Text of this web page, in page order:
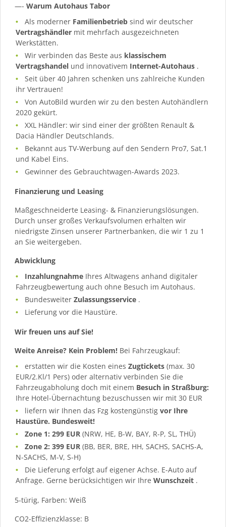
—- Warum Autohaus Tabor
Als moderner Familienbetrieb sind wir deutscher
Vertragshändler mit mehrfach ausgezeichneten
Werkstätten.
Wir verbinden das Beste aus klassischem
Vertragshandel und innovativem Internet-Autohaus .
Seit über 40 Jahren schenken uns zahlreiche Kunden
ihr Vertrauen!
Von AutoBild wurden wir zu den besten Autohändlern
2020 gekürt.
XXL Händler: wir sind einer der größten Renault &
Dacia Händler Deutschlands.
Bekannt aus TV-Werbung auf den Sendern Pro7, Sat.1
und Kabel Eins.
Gewinner des Gebrauchtwagen-Awards 2023.
Finanzierung und Leasing
Maßgeschneiderte Leasing- & Finanzierungslösungen.
Durch unser großes Verkaufsvolumen erhalten wir
niedrigste Zinsen unserer Partnerbanken, die wir 1 zu 1
an Sie weitergeben.
Abwicklung
Inzahlungnahme Ihres Altwagens anhand digitaler
Fahrzeugbewertung auch ohne Besuch im Autohaus.
BundesweiterZulassungsservice .
Lieferung vor die Haustüre.
Wir freuen uns auf Sie!
Weite Anreise? Kein Problem! Bei Fahrzeugkauf:
erstatten wir die Kosten einesZugtickets (max. 30
EUR/2.Kl/1 Pers) oder alternativ verbinden Sie die
Fahrzeugabholung doch mit einem Besuch in Straßburg:
Ihre Hotel-Übernachtung bezuschussen wir mit 30 EUR
liefern wir Ihnen das Fzg kostengünstigvor Ihre
Haustüre. Bundesweit!
Zone 1: 299 EUR (NRW, HE, B-W, BAY, R-P, SL, THÜ)
Zone 2: 399 EUR (BB, BER, BRE, HH, SACHS, SACHS-A,
N-SACHS, M-V, S-H)
Die Lieferung erfolgt auf eigener Achse. E-Auto auf
Anfrage. Gerne berücksichtigen wir Ihre Wunschzeit .
5-türig, Farben: Weiß
CO2-Effizienzklasse: B